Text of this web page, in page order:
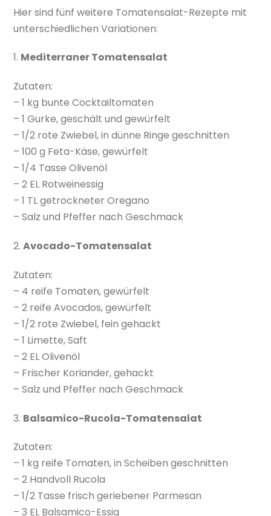
Hier sind fünf weitere Tomatensalat-Rezepte mit
unterschiedlichen Variationen:
1. Mediterraner Tomatensalat
Zutaten:
– 1 kg bunte Cocktailtomaten
– 1 Gurke, geschält und gewürfelt
– 1/2 rote Zwiebel, in dünne Ringe geschnitten
– 100 g Feta-Käse, gewürfelt
– 1/4 Tasse Olivenöl
– 2 EL Rotweinessig
– 1 TL getrockneter Oregano
– Salz und Pfeffer nach Geschmack
2.Avocado-Tomatensalat
Zutaten:
– 4 reife Tomaten, gewürfelt
– 2 reife Avocados, gewürfelt
– 1/2 rote Zwiebel, fein gehackt
– 1 Limette, Saft
– 2 EL Olivenöl
– Frischer Koriander, gehackt
– Salz und Pfeffer nach Geschmack
3. Balsamico-Rucola-Tomatensalat
Zutaten:
– 1 kg reife Tomaten, in Scheiben geschnitten
– 2 Handvoll Rucola
– 1/2 Tasse frisch geriebener Parmesan
– 3 EL Balsamico-Essig